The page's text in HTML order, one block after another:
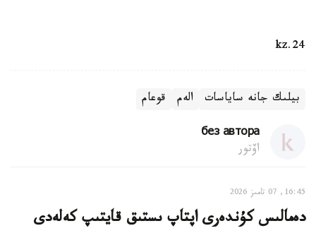
24.kz
بيلىك جانە ساياسات الەم قوعام
без автора
اۆتور
16:45, 07 تامىز 2026
دەمالىس كۇندەرى اپتاپ ىستىق قايتىپ كەلەدى